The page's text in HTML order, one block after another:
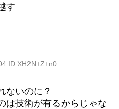
す
ID:XH2N+Z+n0
ないのに？
は技術が有るからじゃな